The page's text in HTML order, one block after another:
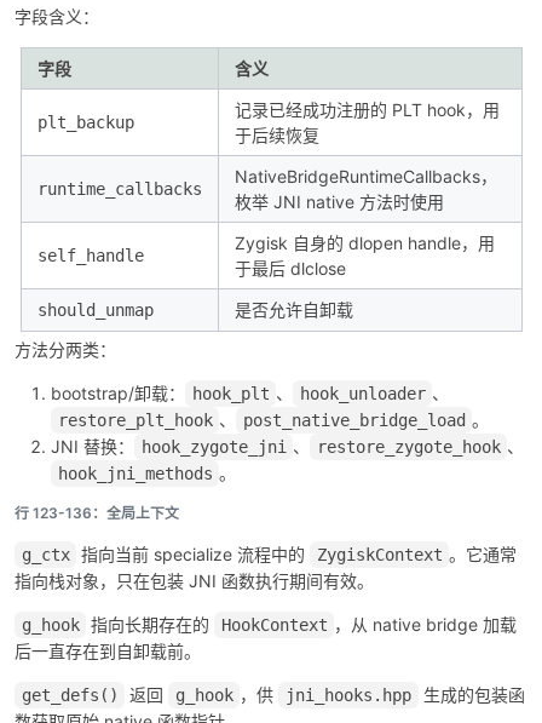
字段含义：
字段 含义
plt_backup
记录已经成功注册的 PLT hook，用
于后续恢复
runtime_callbacks
NativeBridgeRuntimeCallbacks，
枚举 JNI native 方法时使用
self_handle
Zygisk 自身的 dlopen handle，用
于最后 dlclose
should_unmap
是否允许自卸载
方法分两类：
bootstrap/卸载： hook_plt 、 hook_unloader 、
restore_plt_hook 、 post_native_bridge_load 。
JNI 替换：
hook_zygote_jni 、 restore_zygote_hook 、
hook_jni_methods 。
行 123-136：全局上下文
g_ctx 指向当前 specialize 流程中的 ZygiskContext 。它通常
指向栈对象，只在包装 JNI 函数执行期间有效。
g_hook 指向长期存在的 HookContext ，从 native bridge 加载
后一直存在到自卸载前。
get_defs() 返回 g_hook ，供 jni_hooks.hpp
生成的包装函